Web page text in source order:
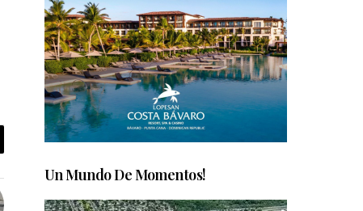
Un Mundo De Momentos!